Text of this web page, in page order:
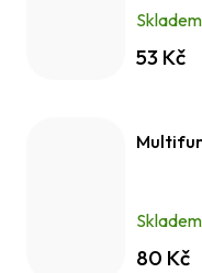
Skladem
53 Kč
Skladem
80 Kč